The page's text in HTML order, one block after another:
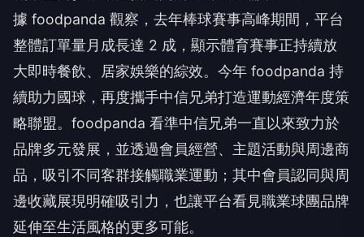
據 foodpanda 觀察，去年棒球賽事高峰期間，平台
整體訂單量月成長達 2 成，顯示體育賽事正持續放
大即時餐飲、居家娛樂的綜效。今年 foodpanda 持
續助力國球，再度攜手中信兄弟打造運動經濟年度策
略聯盟。foodpanda 看準中信兄弟一直以來致力於
品牌多元發展，並透過會員經營、主題活動與周邊商
品，吸引不同客群接觸職業運動；其中會員認同與周
邊收藏展現明確吸引力，也讓平台看見職業球團品牌
延伸至生活風格的更多可能。